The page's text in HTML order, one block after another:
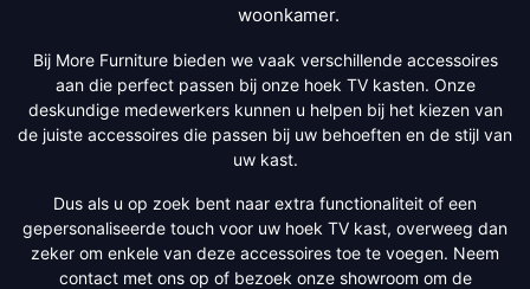
woonkamer.
Bij More Furniture bieden we vaak verschillende accessoires
aan die perfect passen bij onze hoek TV kasten. Onze
deskundige medewerkers kunnen u helpen bij het kiezen van
de juiste accessoires die passen bij uw behoeften en de stijl van
uw kast.
Dus als u op zoek bent naar extra functionaliteit of een
gepersonaliseerde touch voor uw hoek TV kast, overweeg dan
zeker om enkele van deze accessoires toe te voegen. Neem
contact met ons op of bezoek onze showroom om de